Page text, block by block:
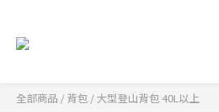
全部商品 / 背包 / 大型登山背包 40L以上